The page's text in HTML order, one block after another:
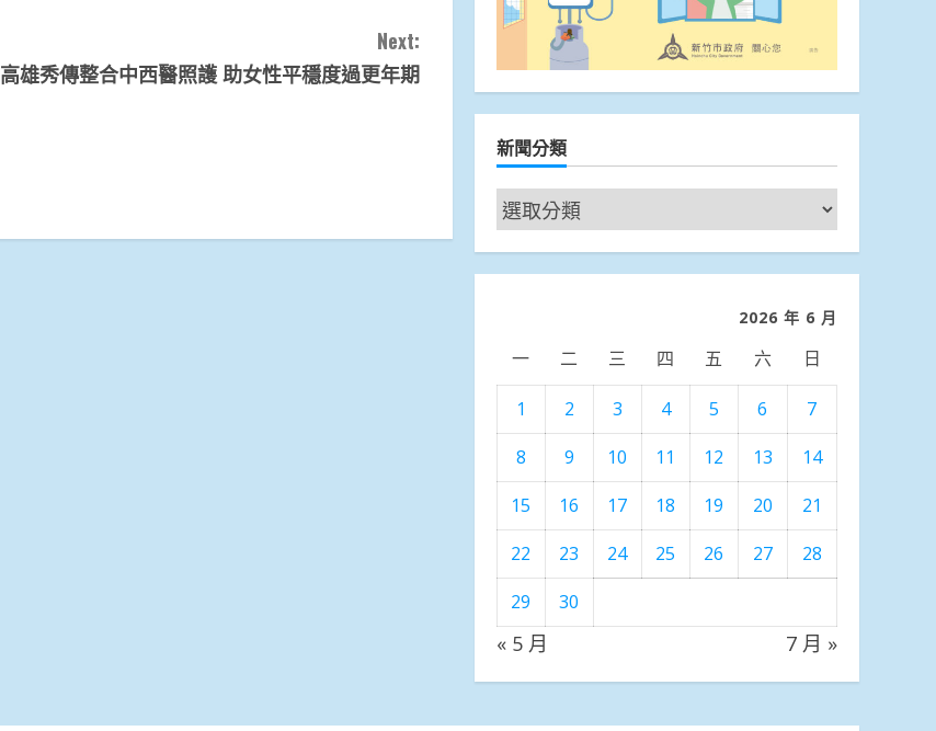
Next:
高雄秀傳整合中西醫照護 助女性平穩度過更年期
新聞分類
新
聞
分
2026 年 6 月
一 二 三 四 五 六 日
1 2 3 4 5 6
7
8
9 10 11 12 13
14
15
16 17 18 19 20
21
22
23 24 25 26 27
28
29
30
« 5 月 7 月 »